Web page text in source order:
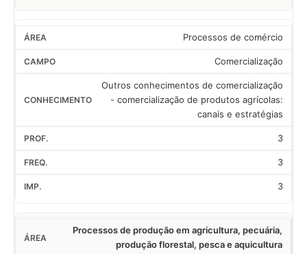
Processos de comércio
Comercialização
Outros conhecimentos de comercialização
- comercialização de produtos agrícolas:
canais e estratégias
3
3
3
Processos de produção em agricultura, pecuária,
produção florestal, pesca e aquicultura